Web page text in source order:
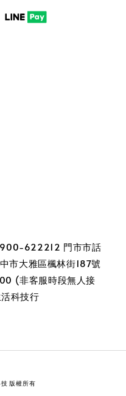
622212 門市市話
大雅區楓林街187號
(非客服時段無人接
科技行
版權所有